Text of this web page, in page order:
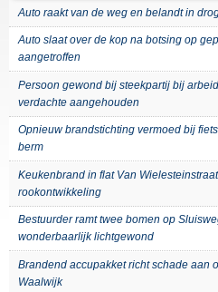
Auto raakt van de weg en belandt in
Auto slaat over de kop na botsing op
aangetroffen
Persoon gewond bij steekpartij bij
verdachte aangehouden
Opnieuw brandstichting vermoed bij
berm
Keukenbrand in flat Van
rookontwikkeling
Bestuurder ramt twee bomen op
wonderbaarlijk lichtgewond
Brandend accupakket richt schade aan
Waalwijk